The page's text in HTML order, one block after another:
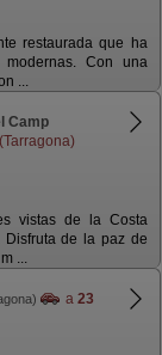
restaurada que ha
Con una
...
Camp
vistas de la Costa
Disfruta de la paz de
...
a 23